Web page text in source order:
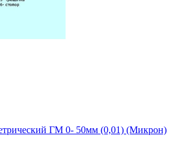
ГМ 0- 50мм (0,01) (Микрон)